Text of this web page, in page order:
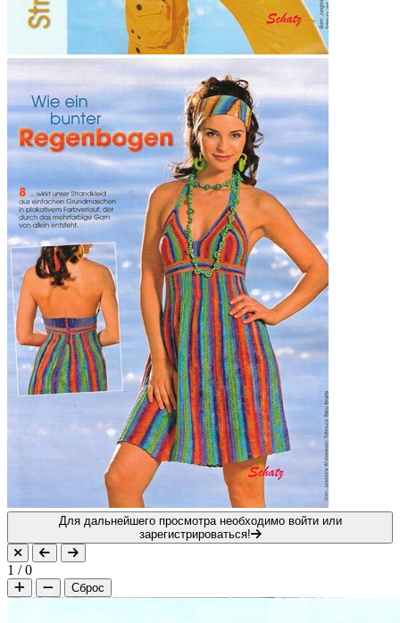
Для дальнейшего просмотра необходимо войти или
зарегистрироваться!
1 /0
Сброс